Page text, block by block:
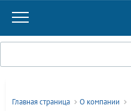
Главная страница О компании